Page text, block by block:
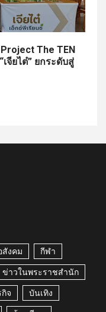
The TEN
จียไต๋” ยกระดับสู่
สังคม กีฬา
ข่าวในพระราชสำนัก
จ บันเทิง